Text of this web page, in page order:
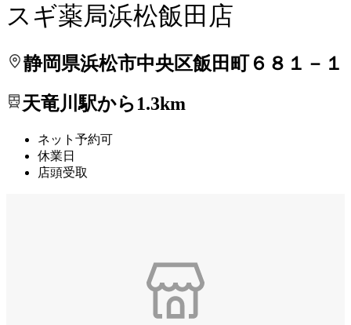
スギ薬局浜松飯田店
静岡県浜松市中央区飯田町６８１－１
天竜川駅から1.3km
ネット予約可
休業日
店頭受取